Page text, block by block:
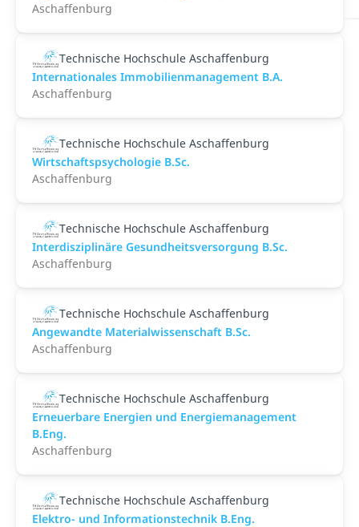
Aschaffenburg
Technische Hochschule Aschaffenburg
Internationales Immobilienmanagement B.A.
Aschaffenburg
Technische Hochschule Aschaffenburg
Wirtschaftspsychologie B.Sc.
Aschaffenburg
Technische Hochschule Aschaffenburg
Interdisziplinäre Gesundheitsversorgung B.Sc.
Aschaffenburg
Technische Hochschule Aschaffenburg
Angewandte Materialwissenschaft B.Sc.
Aschaffenburg
Technische Hochschule Aschaffenburg
Erneuerbare Energien und Energiemanagement
B.Eng.
Aschaffenburg
Technische Hochschule Aschaffenburg
Elektro- und Informationstechnik B.Eng.